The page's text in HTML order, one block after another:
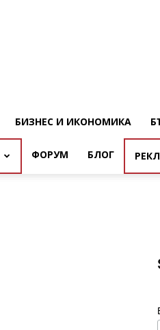
БИЗНЕС И ИКОНОМИКА
ФОРУМ БЛОГ